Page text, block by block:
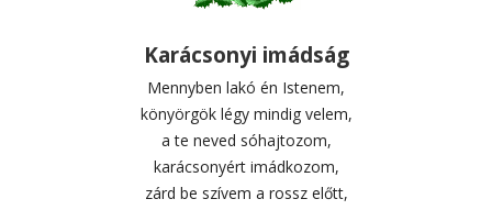
Karácsonyi imádság
Mennyben lakó én Istenem,
könyörgök légy mindig velem,
a te neved sóhajtozom,
karácsonyért imádkozom,
zárd be szívem a rossz előtt,